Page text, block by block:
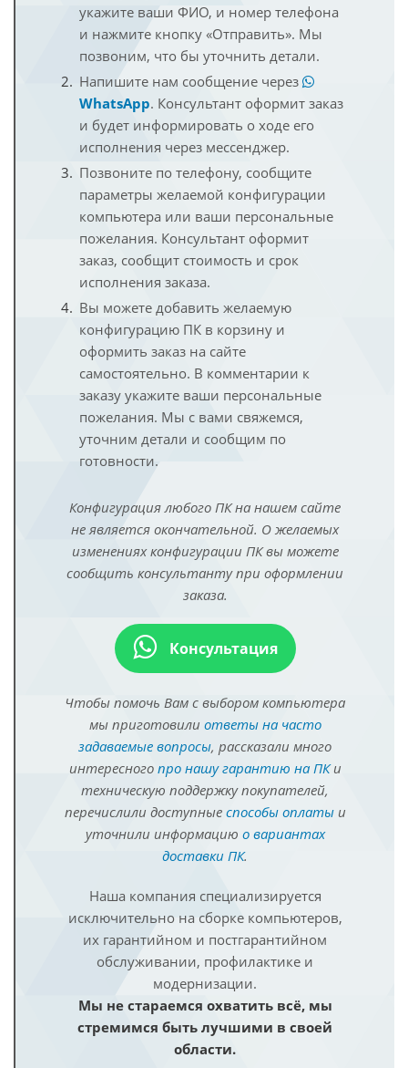
укажите ваши ФИО, и номер телефона
и нажмите кнопку «Отправить». Мы
позвоним, что бы уточнить детали.
Напишите нам сообщение через
WhatsApp. Консультант оформит заказ
и будет информировать о ходе его
исполнения через мессенджер.
Позвоните по телефону, сообщите
параметры желаемой конфигурации
компьютера или ваши персональные
пожелания. Консультант оформит
заказ, сообщит стоимость и срок
исполнения заказа.
Вы можете добавить желаемую
конфигурацию ПК в корзину и
оформить заказ на сайте
самостоятельно. В комментарии к
заказу укажите ваши персональные
пожелания. Мы с вами свяжемся,
уточним детали и сообщим по
готовности.
Конфигурация любого ПК на нашем сайте
не является окончательной. О желаемых
изменениях конфигурации ПК вы можете
сообщить консультанту при оформлении
заказа.
Консультация
Чтобы помочь Вам с выбором компьютера
мы приготовили ответы на часто
задаваемые вопросы, рассказали много
интересного про нашу гарантию на ПКи
техническую поддержку покупателей,
перечислили доступные способы оплатыи
уточнили информацию о вариантах
доставки ПК.
Наша компания специализируется
исключительно на сборке компьютеров,
их гарантийном и постгарантийном
обслуживании, профилактике и
модернизации.
Мы не стараемся охватить всё, мы
стремимся быть лучшими в своей
области.